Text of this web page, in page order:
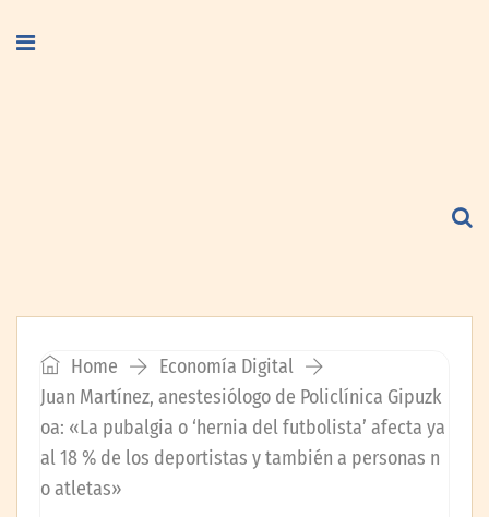
Home
Economía Digital
Juan Martínez, anestesiólogo de Policlínica Gipuzk
oa: «La pubalgia o ‘hernia del futbolista’ afecta ya
al 18 % de los deportistas y también a personas n
o atletas»